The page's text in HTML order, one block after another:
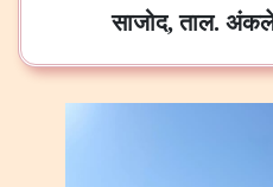
साजोद, ताल.